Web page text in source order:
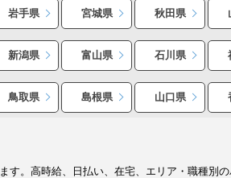
岩手県 宮城県 秋田県
新潟県 富山県 石川県
鳥取県 島根県 山口県
。高時給、日払い、在宅、エリア・職種別